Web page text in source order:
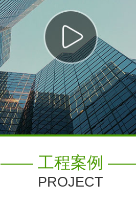
—— 工程案例
PROJECT